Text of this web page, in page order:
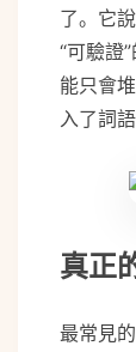
了。它
“可驗證
能只會
入了詞
真正
最常見